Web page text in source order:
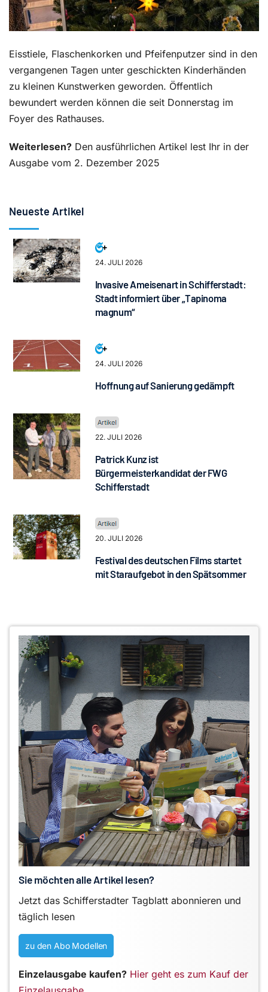
Eisstiele, Flaschenkorken und Pfeifenputzer sind in den
vergangenen Tagen unter geschickten Kinderhänden
zu kleinen Kunstwerken geworden. Öffentlich
bewundert werden können die seit Donnerstag im
Foyer des Rathauses.
Weiterlesen? Den ausführlichen Artikel lest Ihr in der
Ausgabe vom 2. Dezember 2025
Neueste Artikel
24. JULI 2026
Invasive Ameisenart in Schifferstadt:
Stadt informiert über „Tapinoma
magnum“
24. JULI 2026
Hoffnung auf Sanierung gedämpft
22. JULI 2026
Patrick Kunz ist
Bürgermeisterkandidat der FWG
Schifferstadt
20. JULI 2026
Festival des deutschen Films startet
mit Staraufgebot in den Spätsommer
Sie möchten alle Artikel lesen?
Jetzt das Schifferstadter Tagblatt abonnieren und
täglich lesen
zu den Abo Modellen
Einzelausgabe kaufen? Hier geht es zum Kauf der